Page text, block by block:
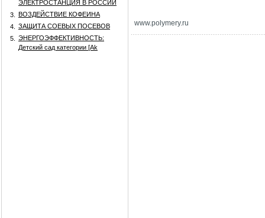
ЭЛЕКТРОСТАНЦИЯ В РОССИИ
3.
ВОЗДЕЙСТВИЕ КОФЕИНА
4.
ЗАЩИТА СОЕВЫХ ПОСЕВОВ
5.
ЭНЕРГОЭФФЕКТИВНОСТЬ:
Детский сад категории [Аk
www.polymery.ru